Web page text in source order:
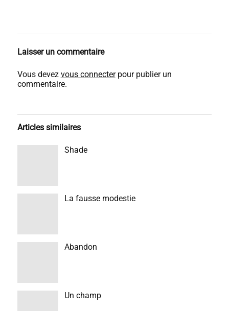
Laisser un commentaire
Vous devez vous connecterpour publier un
commentaire.
Articles similaires
Shade
La fausse modestie
Abandon
Un champ